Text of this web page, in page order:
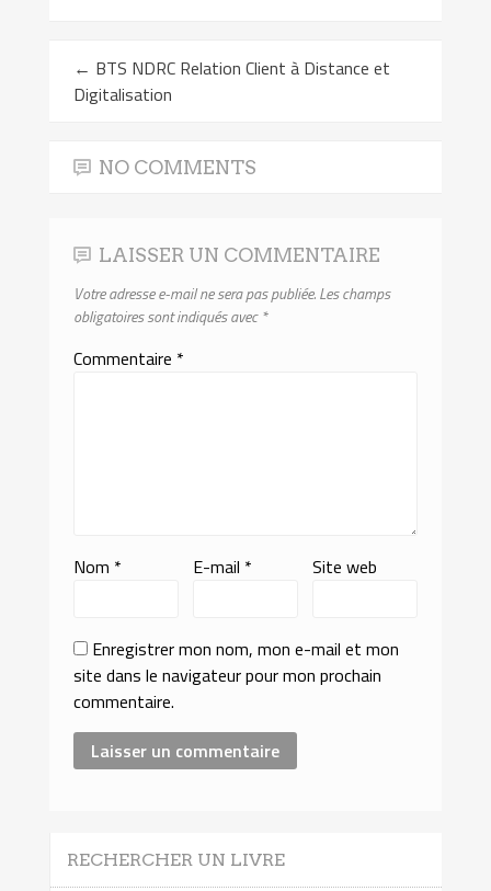
← BTS NDRC Relation Client à Distance et
Digitalisation
NO COMMENTS
LAISSER UN COMMENTAIRE
Votre adresse e-mail ne sera pas publiée.Les champs
obligatoires sont indiqués avec*
Commentaire *
Nom * E-mail * Site web
Enregistrer mon nom, mon e-mail et mon
site dans le navigateur pour mon prochain
commentaire.
RECHERCHER UN LIVRE